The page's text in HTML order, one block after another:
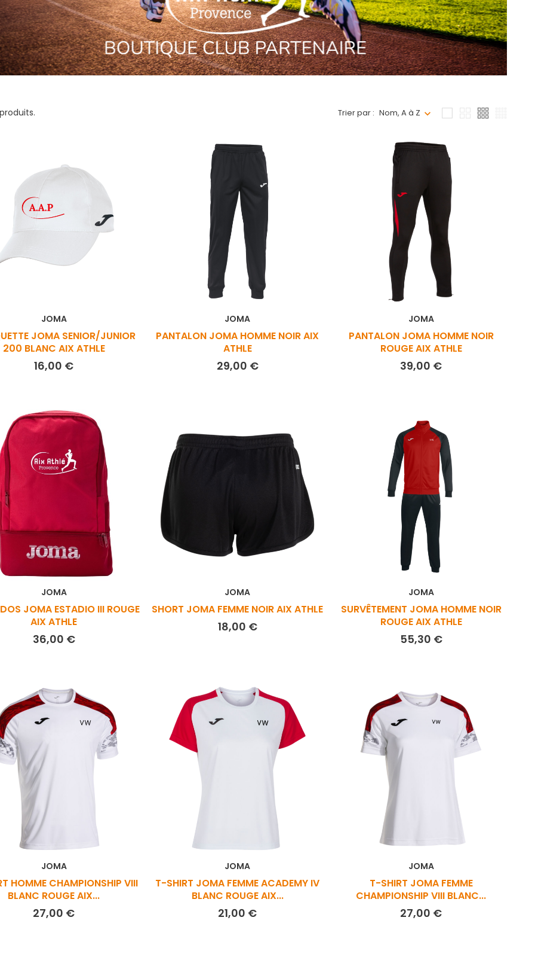
Trier par : Nom, A à Z
JOMA
JOMA SENIOR/JUNIOR
200 BLANC AIX ATHLE
16,00 €Prix
JOMA
PANTALON JOMA HOMME NOIR AIX
ATHLE
29,00 €Prix
JOMA
PANTALON JOMA HOMME NOIR
ROUGE AIX ATHLE
39,00 €Prix
JOMA
JOMA ESTADIO III ROUGE
AIX ATHLE
36,00 €Prix
JOMA
SHORT JOMA FEMME NOIR AIX ATHLE
18,00 €Prix
JOMA
SURVÊTEMENT JOMA HOMME NOIR
ROUGE AIX ATHLE
55,30 €Prix
JOMA
HOMME CHAMPIONSHIP VIII
BLANC ROUGE AIX...
27,00 €Prix
JOMA
T-SHIRT JOMA FEMME ACADEMY IV
BLANC ROUGE AIX...
21,00 €Prix
JOMA
T-SHIRT JOMA FEMME
CHAMPIONSHIP VIII BLANC...
27,00 €Prix